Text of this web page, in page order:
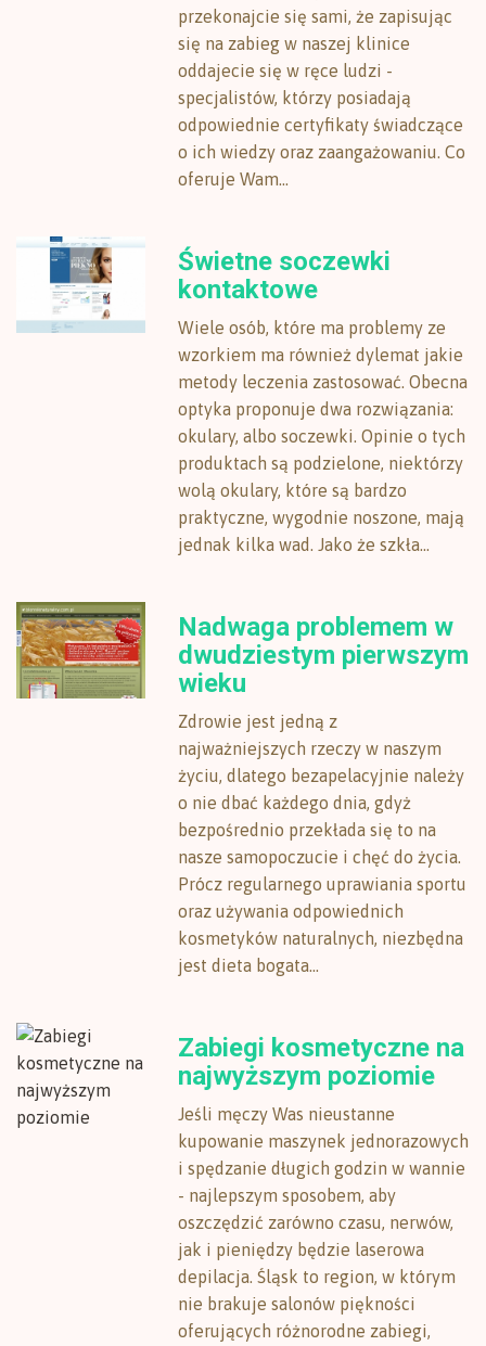
przekonajcie się sami, że zapisując
się na zabieg w naszej klinice
oddajecie się w ręce ludzi -
specjalistów, którzy posiadają
odpowiednie certyfikaty świadczące
o ich wiedzy oraz zaangażowaniu. Co
oferuje Wam...
Świetne soczewki
kontaktowe
Wiele osób, które ma problemy ze
wzorkiem ma również dylemat jakie
metody leczenia zastosować. Obecna
optyka proponuje dwa rozwiązania:
okulary, albo soczewki. Opinie o tych
produktach są podzielone, niektórzy
wolą okulary, które są bardzo
praktyczne, wygodnie noszone, mają
jednak kilka wad. Jako że szkła...
Nadwaga problemem w
dwudziestym pierwszym
wieku
Zdrowie jest jedną z
najważniejszych rzeczy w naszym
życiu, dlatego bezapelacyjnie należy
o nie dbać każdego dnia, gdyż
bezpośrednio przekłada się to na
nasze samopoczucie i chęć do życia.
Prócz regularnego uprawiania sportu
oraz używania odpowiednich
kosmetyków naturalnych, niezbędna
jest dieta bogata...
Zabiegi kosmetyczne na
najwyższym poziomie
Jeśli męczy Was nieustanne
kupowanie maszynek jednorazowych
i spędzanie długich godzin w wannie
- najlepszym sposobem, aby
oszczędzić zarówno czasu, nerwów,
jak i pieniędzy będzie laserowa
depilacja. Śląsk to region, w którym
nie brakuje salonów piękności
oferujących różnorodne zabiegi,